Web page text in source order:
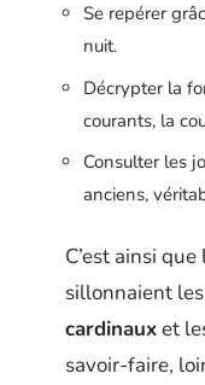
Se repérer
nuit.
Décrypter la
courants, la
Consulter les
anciens,
C’est ainsi que
sillonnaient
cardinauxet
savoir-faire,